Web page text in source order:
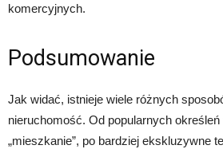
komercyjnych.
Podsumowanie
Jak widać, istnieje wiele różnych
nieruchomość. Od popularnych określeń
„mieszkanie”, po bardziej ekskluzywne